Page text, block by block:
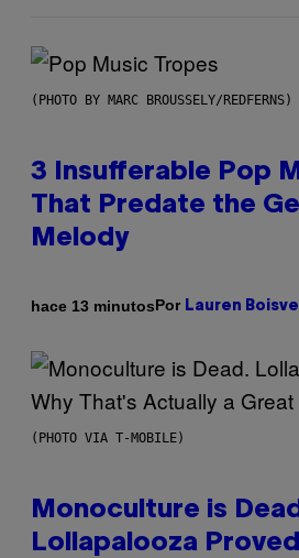
(PHOTO BY MARC BROUSSELY/REDFERNS)
3 Insufferable Pop
That Predate the
Melody
hace 13 minutosPor Lauren
(PHOTO VIA T-MOBILE)
Monoculture is
Lollapalooza Proved